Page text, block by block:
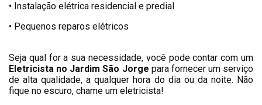
• Instalação elétrica residencial e predial
• Pequenos reparos elétricos
Seja qual for a sua necessidade, você pode contar com um
Eletricista no Jardim São Jorge para fornecer um serviço
de alta qualidade, a qualquer hora do dia ou da noite. Não
fique no escuro, chame um eletricista!